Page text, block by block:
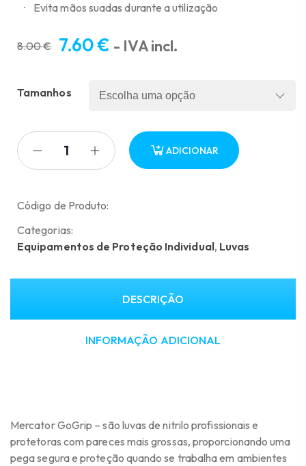
Evita mãos suadas durante a utilização
8.00€
preço
original
8.00 €.
7.60€
preço
atual
7.60 €.
- IVA incl.
Tamanhos
ADICIONAR
Código de Produto:
Categorias:
Equipamentos de Proteção Individual, Luvas
DESCRIÇÃO
INFORMAÇÃO ADICIONAL
Mercator GoGrip – são luvas de nitrilo profissionais e
protetoras com pareces mais grossas, proporcionando uma
pega segura e proteção quando se trabalha em ambientes